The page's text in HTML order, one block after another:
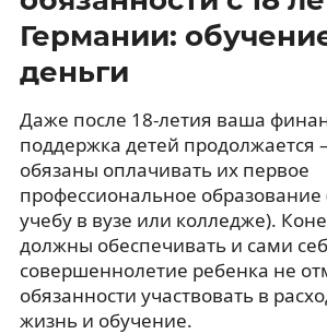
Германии:
деньги
Даже после 18-летия ваша
поддержка детей продолжается
обязаны оплачивать их первое
профессиональное
учебу в вузе или колледже).
должны обеспечивать и сами
совершеннолетие ребенка не
обязанности участвовать в
жизнь и обучение.